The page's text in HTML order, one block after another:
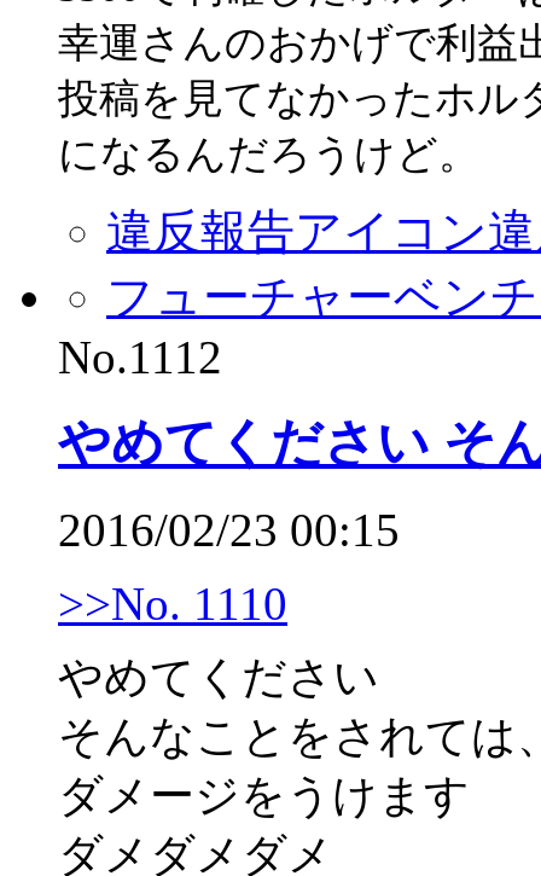
幸運さんのおかげで利益
投稿を見てなかったホル
になるんだろうけど。
違反報告アイコン
フューチャーベン
No.1112
やめてください そ
2016/02/23 00:15
>>No. 1110
やめてください
そんなことをされては
ダメージをうけます
ダメダメダメ